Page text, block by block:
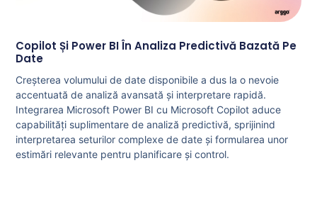
Copilot Și Power BI În Analiza Predictivă Bazată Pe
Date
Creșterea volumului de date disponibile a dus la o nevoie
accentuată de analiză avansată și interpretare rapidă.
Integrarea Microsoft Power BI cu Microsoft Copilot aduce
capabilități suplimentare de analiză predictivă, sprijinind
interpretarea seturilor complexe de date și formularea unor
estimări relevante pentru planificare și control.